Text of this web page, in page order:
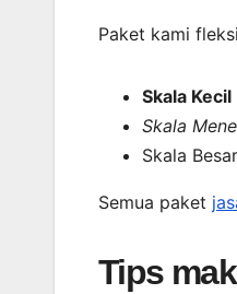
Paket kami
Skala Kecil
Skala
Skala
Semua paket
Tips